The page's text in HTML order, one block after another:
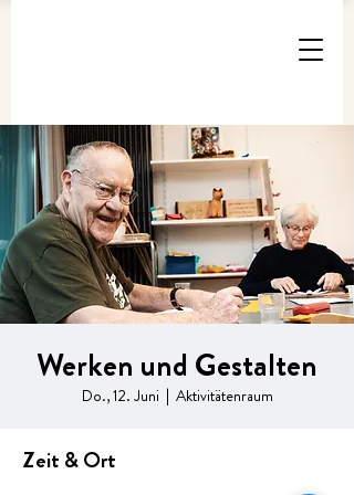
Werken und Gestalten
Do., 12. Juni
  |
Aktivitätenraum
Zeit & Ort